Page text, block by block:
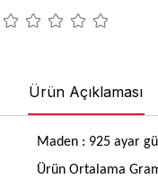
Ürün Açıklaması
Maden : 925 ayar
Ürün Ortalama